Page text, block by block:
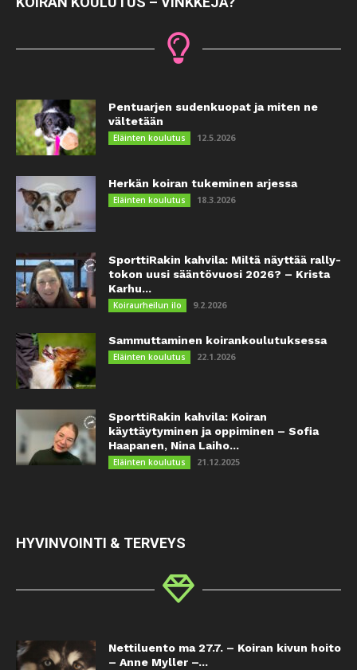
Pentuarjen sudenkuopat ja miten ne
vältetään
Eläinten koulutus 12.5.2026
Herkän koiran tukeminen arjessa
Eläinten koulutus 18.3.2026
SporttiRakin kahvila: Miltä näyttää rally-
tokon uusi sääntövuosi 2026? – Krista
Karhu...
Koiraurheilun ilo 9.2.2026
Sammuttaminen koirankoulutuksessa
Eläinten koulutus 22.1.2026
SporttiRakin kahvila: Koiran
käyttäytyminen ja oppiminen – Sofia
Haapanen, Nina Laiho...
Eläinten koulutus 21.12.2025
HYVINVOINTI & TERVEYS
Nettiluento ma 27.7. – Koiran kivun hoito
– Anne Myller –...